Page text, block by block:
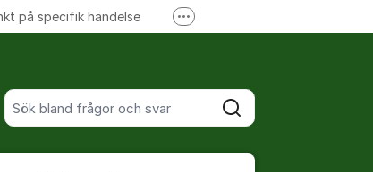
Sök bland alla inlägg
Sök
på specifik händelse Fler supportlänkar